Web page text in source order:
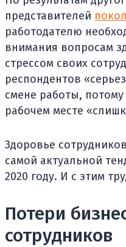
представителей
работодателю
внимания вопросам
стрессом своих
респондентов
смене работы,
рабочем месте
Здоровье
самой актуальной
2020 году. И с этим
Потери
сотрудников